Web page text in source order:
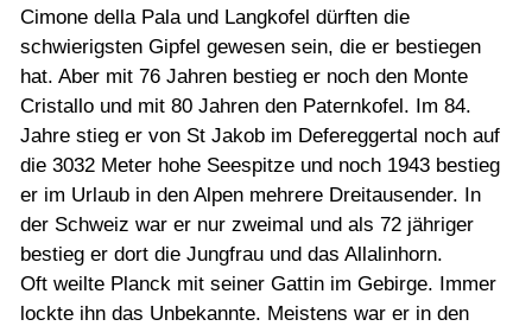
Cimone della Pala und Langkofel dürften die
schwierigsten Gipfel gewesen sein, die er bestiegen
hat. Aber mit 76 Jahren bestieg er noch den Monte
Cristallo und mit 80 Jahren den Paternkofel. Im 84.
Jahre stieg er von St Jakob im Defereggertal noch auf
die 3032 Meter hohe Seespitze und noch 1943 bestieg
er im Urlaub in den Alpen mehrere Dreitausender. In
der Schweiz war er nur zweimal und als 72 jähriger
bestieg er dort die Jungfrau und das Allalinhorn.
Oft weilte Planck mit seiner Gattin im Gebirge. Immer
lockte ihn das Unbekannte. Meistens war er in den